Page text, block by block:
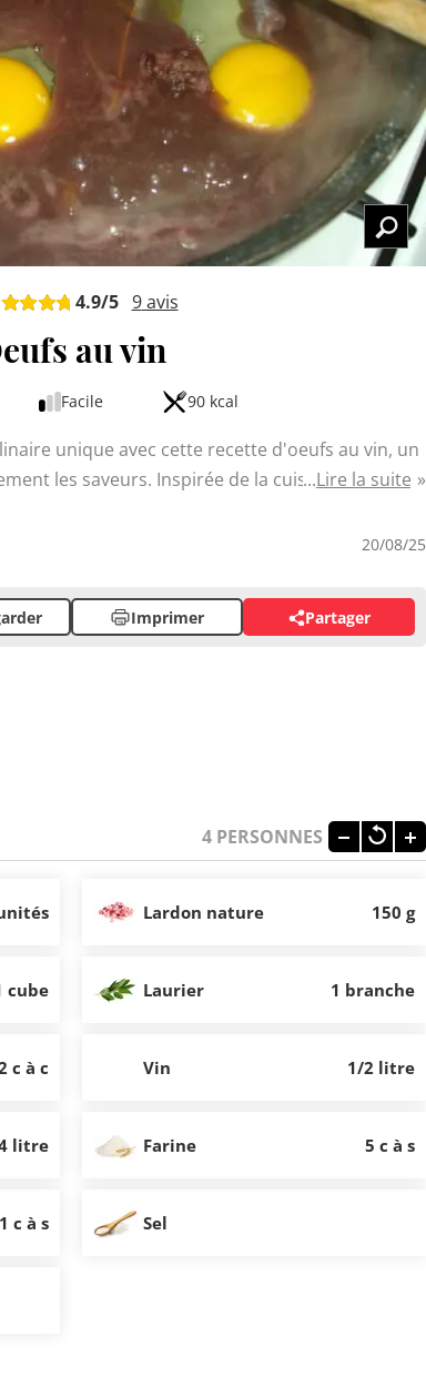
4.9/5 9avis
au vin
Facile 90 kcal
unique avec cette recette d'oeufs au vin, un
les saveurs. Inspirée de la cuisine
goût surprenante et les lardons ajoutent une
Lire la suite
20/08/25
Imprimer Partager
4 PERSONNES
Lardon nature 150 g
cube Laurier 1 branche
c à c Vin 1/2 litre
litre Farine 5 c à s
1 c à s Sel